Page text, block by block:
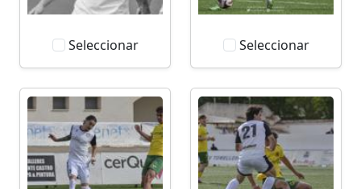
Seleccionar Seleccionar